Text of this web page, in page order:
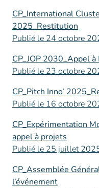
CP_International
2025_Restitution
Publié le 24 octobre
CP_JOP 2030_Appel
Publié le 23 octobre
CP_Pitch Inno’
Publié le 16 octobre
CP_Expérimentation
appel à projets
Publié le 25 juillet
CP_Assemblée
l’événement